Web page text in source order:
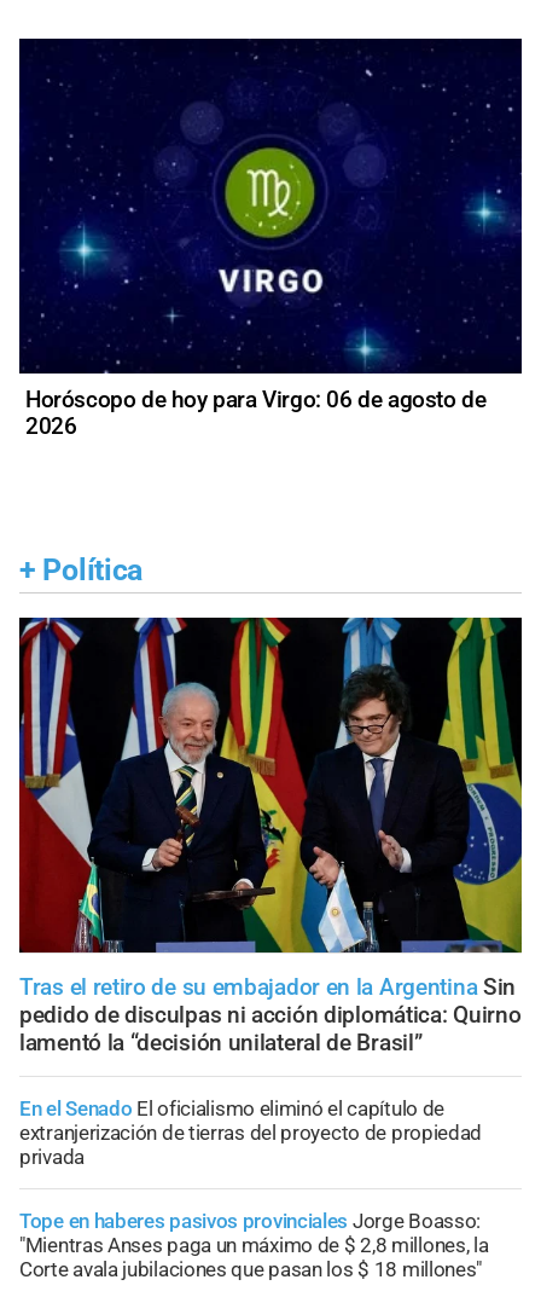
Horóscopo de hoy para Virgo: 06 de agosto de
2026
+ Política
Tras el retiro de su embajador en la Argentina Sin
pedido de disculpas ni acción diplomática: Quirno
lamentó la “decisión unilateral de Brasil”
En el Senado El oficialismo eliminó el capítulo de
extranjerización de tierras del proyecto de propiedad
privada
Tope en haberes pasivos provinciales Jorge Boasso:
"Mientras Anses paga un máximo de $ 2,8 millones, la
Corte avala jubilaciones que pasan los $ 18 millones"